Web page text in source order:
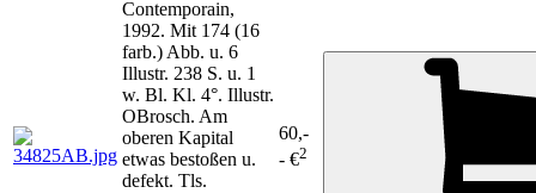
Contemporain,
1992. Mit 174 (16
farb.) Abb. u. 6
Illustr. 238 S. u. 1
w. Bl. Kl. 4°. Illustr.
OBrosch. Am
oberen Kapital
etwas bestoßen u.
defekt. Tls.
60,-
- €2